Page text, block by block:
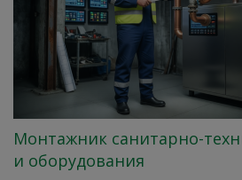
Монтажник санитарно-
и оборудования